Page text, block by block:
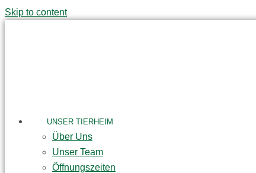
Skip to content
UNSER TIERHEIM
Über Uns
Unser Team
Öffnungszeiten